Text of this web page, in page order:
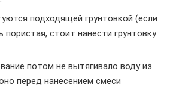
подходящей грунтовкой (если
пористая, стоит нанести грунтовку
потом не вытягивало воду из
перед нанесением смеси